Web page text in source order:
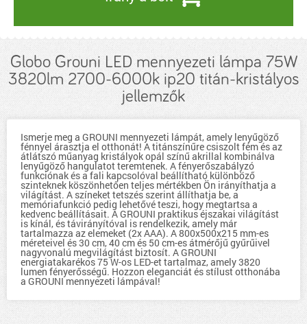
Globo Grouni LED mennyezeti lámpa 75W
3820lm 2700-6000k ip20 titán-kristályos
jellemzők
Ismerje meg a GROUNI mennyezeti lámpát, amely lenyűgöző
fénnyel árasztja el otthonát! A titánszínűre csiszolt fém és az
átlátszó műanyag kristályok opál színű akrillal kombinálva
lenyűgöző hangulatot teremtenek. A fényerőszabályzó
funkciónak és a fali kapcsolóval beállítható különböző
szinteknek köszönhetően teljes mértékben Ön irányíthatja a
világítást. A színeket tetszés szerint állíthatja be, a
memóriafunkció pedig lehetővé teszi, hogy megtartsa a
kedvenc beállításait. A GROUNI praktikus éjszakai világítást
is kínál, és távirányítóval is rendelkezik, amely már
tartalmazza az elemeket (2x AAA). A 800x500x215 mm-es
méreteivel és 30 cm, 40 cm és 50 cm-es átmérőjű gyűrűivel
nagyvonalú megvilágítást biztosít. A GROUNI
energiatakarékos 75 W-os LED-et tartalmaz, amely 3820
lumen fényerősségű. Hozzon eleganciát és stílust otthonába
a GROUNI mennyezeti lámpával!